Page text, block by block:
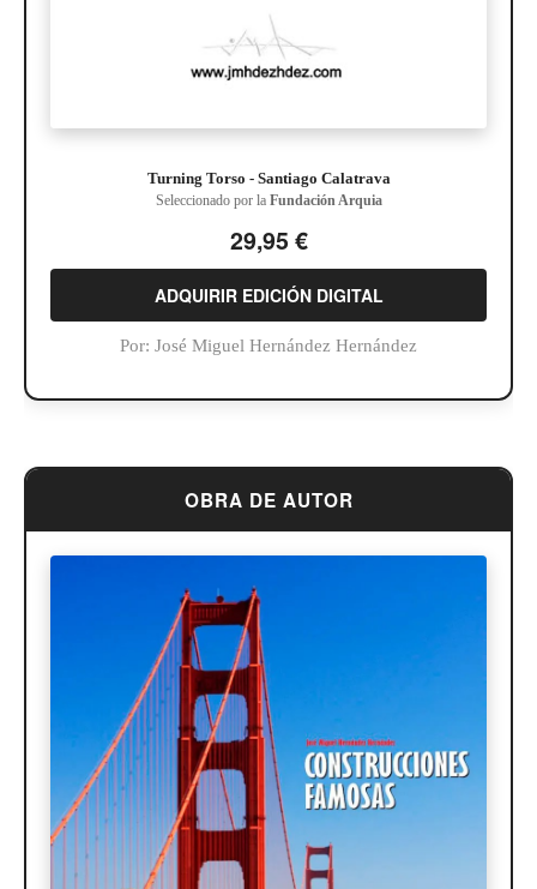
Turning Torso - Santiago Calatrava
Seleccionado por la Fundación Arquia
29,95 €
ADQUIRIR EDICIÓN DIGITAL
Por: José Miguel Hernández Hernández
OBRA DE AUTOR